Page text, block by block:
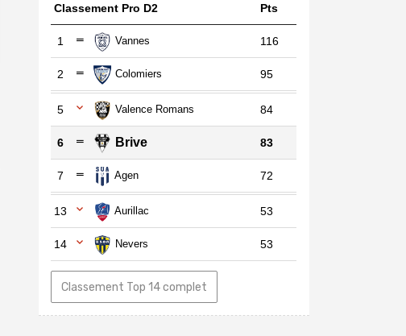
Classement Pro D2 Pts
1 Vannes 116
2 Colomiers 95
5 Valence Romans 84
6 Brive 83
7 Agen 72
13 Aurillac 53
14 Nevers 53
Classement Top 14 complet